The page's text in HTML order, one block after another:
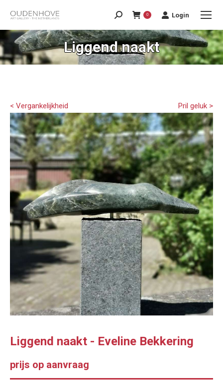
0 Login
Liggend naakt
Pril geluk >
< Vergankelijkheid
Liggend naakt - Eveline Bekkering
prijs op aanvraag